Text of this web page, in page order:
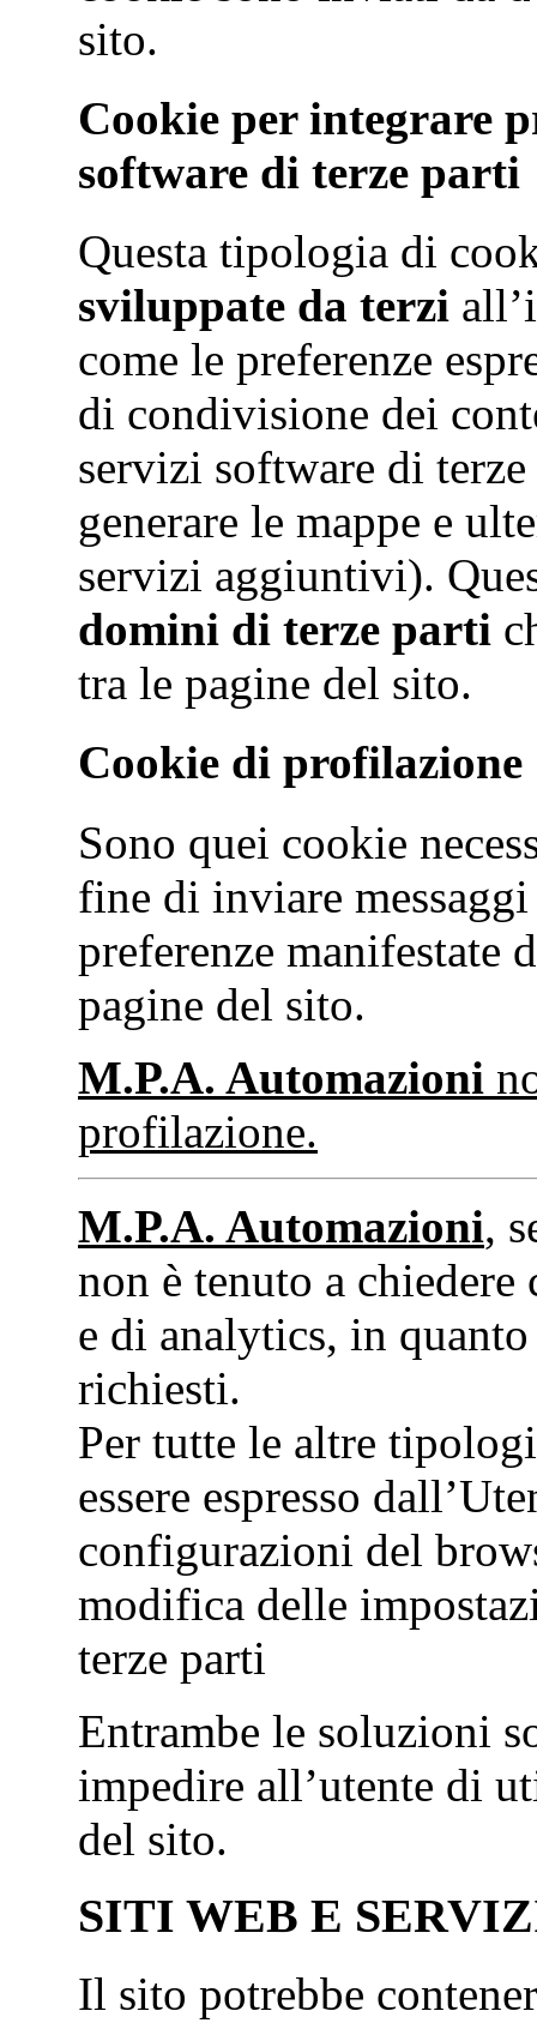
sito.
Cookie per integrare
software di terze parti
Questa tipologia di
sviluppate da terzi
come le preferenze
di condivisione dei
servizi software di
generare le mappe e
servizi aggiuntivi).
domini di terze parti
tra le pagine del sito.
Cookie di profilazione
Sono quei cookie
fine di inviare
preferenze manifestate
pagine del sito.
M.P.A. Automazioni
profilazione.
M.P.A. Automazioni,
non è tenuto a
e di analytics, in
richiesti.
Per tutte le altre
essere espresso
configurazioni del
modifica delle
terze parti
Entrambe le soluzioni
impedire all’utente di
del sito.
SITI WEB E
Il sito potrebbe